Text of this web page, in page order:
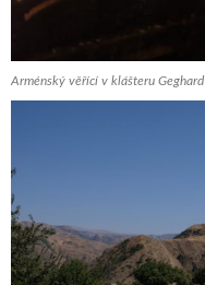
Arménský věřící v klášteru Geghard